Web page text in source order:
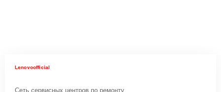
Lenovoofficial
Сеть сервисных центров по ремонту